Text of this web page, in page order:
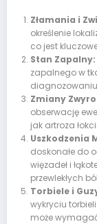
Złamania i
określenie
co jest
Stan Zapalny:
zapalnego w
Zmiany
obserwację
jak artroza
Uszkodzenia
doskonałe do
więzadeł i
przewlekłych
Torbiele i
wykryciu
może